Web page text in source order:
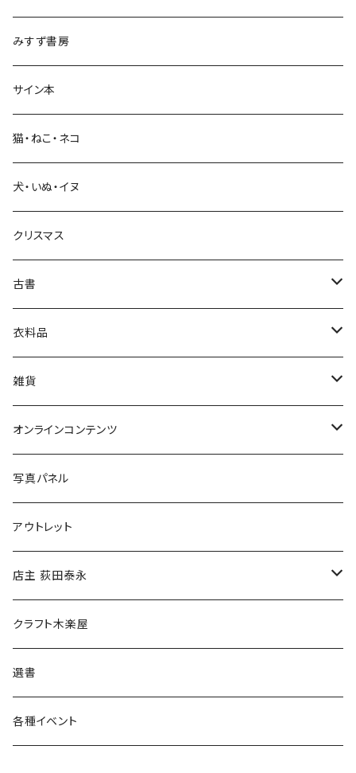
生活・暮らし
芸術・絵画・写真
絵本・児童書
娯楽・エンターテインメント
みすず書房
サイン本
猫・ねこ・ネコ
犬・いぬ・イヌ
クリスマス
古書
古書セット
美術
衣料品
POLEWARDS
Tシャツ
雑貨
バッグ
ブックカバー
マグカップ
傘
食料品
その他
オンラインコンテンツ
冒険クロストーク
写真パネル
アウトレット
店主 荻田泰永
書籍
ウェア
クラフト木楽屋
選書
各種イベント